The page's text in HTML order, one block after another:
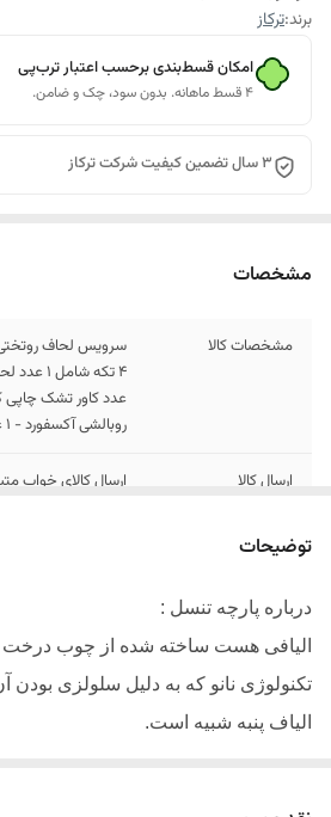
برند:ترکاز
امکان قسط‌بندی برحسب اعتبار ترب‌پی
۴ قسط ماهانه. بدون سود، چک و ضامن.
3 سال تضمین کیفیت شرکت ترکاز
مشخصات
مشخصات کالا
روبالشی آکسفورد - 1 عدد روبالشی ساده
ارسال کالا ارسال کالای خواب متین تا کمتر
توضیحات
درباره پارچه تنسل :
الیافی هست ساخته شده از چوب درخت
تکنولوژی نانو که به دلیل سلولزی بودن
الیاف پنبه شبیه است.